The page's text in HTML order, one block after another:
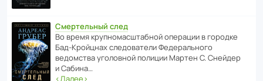
Смертельный след
Во время круп­но­мас­ш­та­бной операции в городке
Бад‑Крой­цнах следо­ва­тели Феде­раль­ного
ведомства уголо­вной полиции Мартен С. Снейдер
и Сабина…
‹Далее›